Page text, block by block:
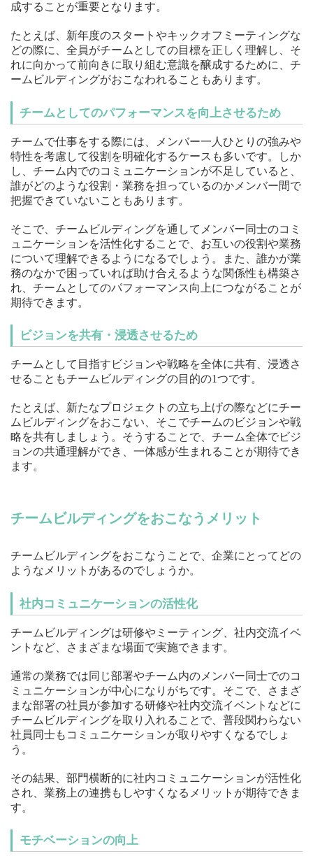
成することが重要となります。
たとえば、新年度のスタートやキックオフミーティングな
どの際に、全員がチームとしての目標を正しく理解し、そ
れに向かって前向きに取り組む意識を醸成するために、チ
ームビルディングがおこなわれることもあります。
チームとしてのパフォーマンスを向上させるため
チームで仕事をする際には、メンバー一人ひとりの強みや
特性を考慮して役割を明確化するケースも多いです。しか
し、チーム内でのコミュニケーションが不足していると、
誰がどのような役割・業務を担っているのかメンバー間で
把握できていないこともあります。
そこで、チームビルディングを通してメンバー同士のコミ
ュニケーションを活性化することで、お互いの役割や業務
について理解できるようになるでしょう。また、誰かが業
務のなかで困っていれば助け合えるような関係性も構築さ
れ、チームとしてのパフォーマンス向上につながることが
期待できます。
ビジョンを共有・浸透させるため
チームとして目指すビジョンや戦略を全体に共有、浸透さ
せることもチームビルディングの目的の1つです。
たとえば、新たなプロジェクトの立ち上げの際などにチー
ムビルディングをおこない、そこでチームのビジョンや戦
略を共有しましょう。そうすることで、チーム全体でビジ
ョンの共通理解ができ、一体感が生まれることが期待でき
ます。
チームビルディングをおこなうメリット
チームビルディングをおこなうことで、企業にとってどの
ようなメリットがあるのでしょうか。
社内コミュニケーションの活性化
チームビルディングは研修やミーティング、社内交流イベ
ントなど、さまざまな場面で実施できます。
通常の業務では同じ部署やチーム内のメンバー同士でのコ
ミュニケーションが中心になりがちです。そこで、さまざ
まな部署の社員が参加する研修や社内交流イベントなどに
チームビルディングを取り入れることで、普段関わらない
社員同士もコミュニケーションが取りやすくなるでしょ
う。
その結果、部門横断的に社内コミュニケーションが活性化
され、業務上の連携もしやすくなるメリットが期待できま
す。
モチベーションの向上